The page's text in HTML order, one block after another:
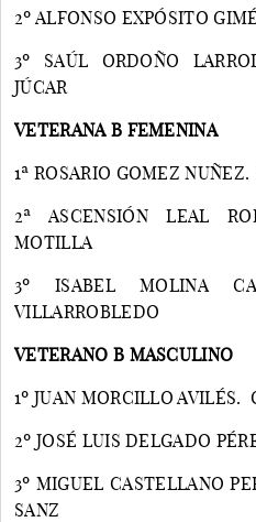
2º ALFONSO EXPÓSITO
3º SAÚL ORDOÑO
JÚCAR
VETERANA B FEMENINA
1ª ROSARIO GOMEZ
2ª ASCENSIÓN LEAL
MOTILLA
3º ISABEL MOLINA
VILLARROBLEDO
VETERANO B MASCULINO
1º JUAN MORCILLO AVILÉS.
2º JOSÉ LUIS DELGADO
3º MIGUEL CASTELLANO
SANZ